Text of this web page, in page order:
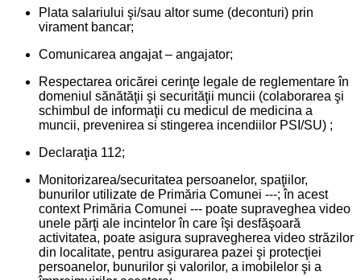
Plata salariului şi/sau altor sume (deconturi) prin
virament bancar;
Comunicarea angajat – angajator;
Respectarea oricărei cerinţe legale de reglementare în
domeniul sănătăţii şi securităţii muncii (colaborarea şi
schimbul de informaţii cu medicul de medicina a
muncii, prevenirea si stingerea incendiilor PSI/SU) ;
Declaraţia 112;
Monitorizarea/securitatea persoanelor, spaţiilor,
bunurilor utilizate de Primăria Comunei ---; în acest
context Primăria Comunei --- poate supraveghea video
unele părţi ale incintelor în care îşi desfăşoară
activitatea, poate asigura supravegherea video străzilor
din localitate, pentru asigurarea pazei şi protecţiei
persoanelor, bunurilor şi valorilor, a imobilelor şi a